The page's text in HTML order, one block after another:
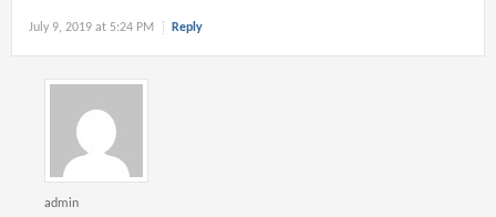
July 9, 2019 at 5:24 PM Reply
admin